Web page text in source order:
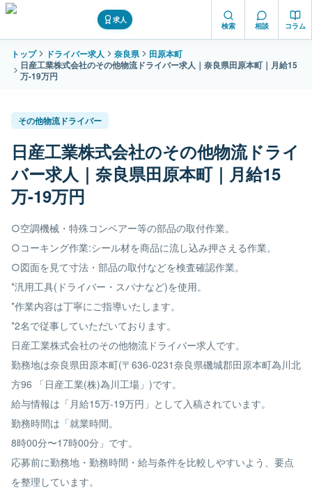
求人
検索 相談 コラム
トップ ドライバー求人 奈良県
田原本町
日産工業株式会社のその他物流ドライバー求人｜奈良県田原本町｜月給15
万-19万円
その他物流ドライバー
日産工業株式会社のその他物流ドライ
バー求人｜奈良県田原本町｜月給15
万-19万円
○空調機械・特殊コンベアー等の部品の取付作業。
○コーキング作業:シール材を商品に流し込み押さえる作業。
○図面を見て寸法・部品の取付などを検査確認作業。
*汎用工具(ドライバー・スパナなど)を使用。
*作業内容は丁寧にご指導いたします。
*2名で従事していただいております。
日産工業株式会社のその他物流ドライバー求人です。
勤務地は奈良県田原本町(〒636-0231奈良県磯城郡田原本町為川北
方96 「日産工業(株)為川工場」)です。
給与情報は「月給15万-19万円」として入稿されています。
勤務時間は「就業時間。
8時00分〜17時00分」です。
応募前に勤務地・勤務時間・給与条件を比較しやすいよう、要点
を整理しています。